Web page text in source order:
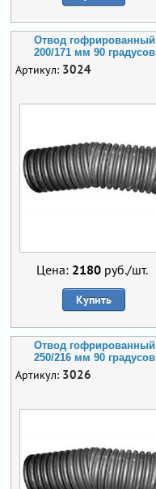
Отвод гофрированный
200/171 мм 90 градусов
Артикул: 3024
Цена: 2180руб./шт.
Купить
Отвод гофрированный
250/216 мм 90 градусов
Артикул: 3026